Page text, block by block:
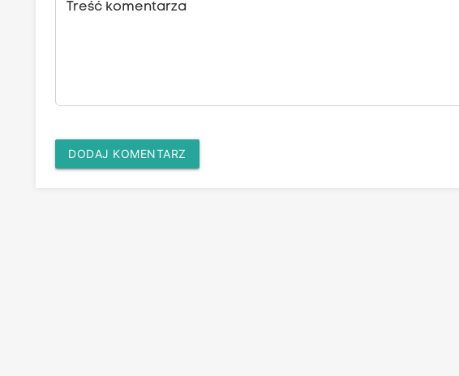
Treść komentarza
DODAJ KOMENTARZ